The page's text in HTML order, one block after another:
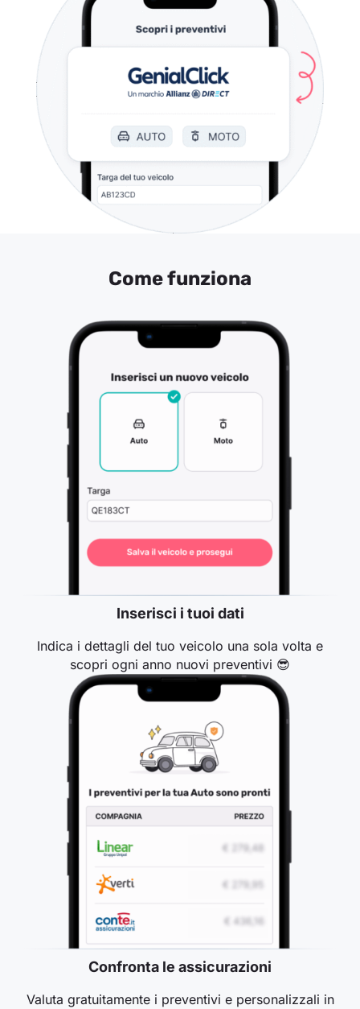
Come funziona
Inserisci i tuoi dati
Indica i dettagli del tuo veicolo una sola volta e
scopri ogni anno nuovi preventivi 😎
Confronta le assicurazioni
Valuta gratuitamente i preventivi e personalizzali in